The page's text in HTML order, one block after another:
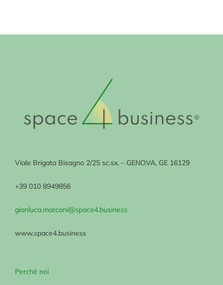
Viale Brigata Bisagno 2/25 sc.sx, – GENOVA, GE 16129
+39 010 8949856
gianluca.marconi@space4.business
www.space4.business
Perchè noi